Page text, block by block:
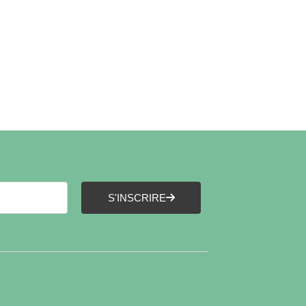
S'INSCRIRE